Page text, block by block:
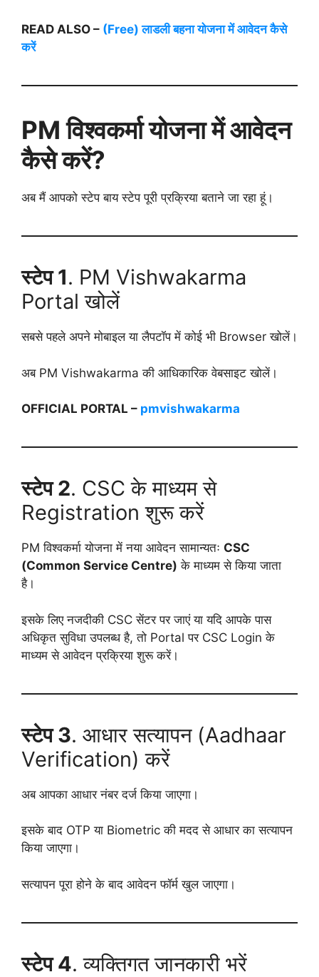
READ ALSO – (Free) लाडली बहना योजना में आवेदन कैसे
करें
PM विश्वकर्मा योजना में आवेदन
कैसे करें?
अब मैं आपको स्टेप बाय स्टेप पूरी प्रक्रिया बताने जा रहा हूं।
स्टेप 1. PM Vishwakarma
Portal खोलें
सबसे पहले अपने मोबाइल या लैपटॉप में कोई भी Browser खोलें।
अब PM Vishwakarma की आधिकारिक वेबसाइट खोलें।
OFFICIAL PORTAL – pmvishwakarma
स्टेप 2. CSC के माध्यम से
Registration शुरू करें
PM विश्वकर्मा योजना में नया आवेदन सामान्यतः CSC
(Common Service Centre) के माध्यम से किया जाता
है।
इसके लिए नजदीकी CSC सेंटर पर जाएं या यदि आपके पास
अधिकृत सुविधा उपलब्ध है, तो Portal पर CSC Login के
माध्यम से आवेदन प्रक्रिया शुरू करें।
स्टेप 3. आधार सत्यापन (Aadhaar
Verification) करें
अब आपका आधार नंबर दर्ज किया जाएगा।
इसके बाद OTP या Biometric की मदद से आधार का सत्यापन
किया जाएगा।
सत्यापन पूरा होने के बाद आवेदन फॉर्म खुल जाएगा।
स्टेप 4. व्यक्तिगत जानकारी भरें